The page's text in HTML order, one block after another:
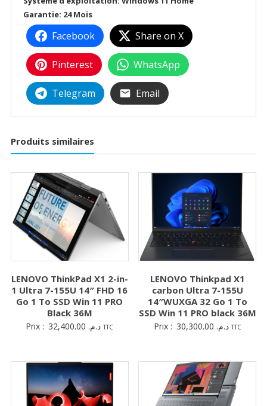
Garantie: 24 Mois
Facebook Share on X
Pinterest WhatsApp
Telegram Email
Produits similaires
LENOVO ThinkPad X1 2-in-
1 Ultra 7-155U 14″ FHD 16
Go 1 To SSD Win 11 PRO
Black 36M
Prix : د.م. TTC
LENOVO Thinkpad X1
carbon Ultra 7-155U
14″WUXGA 32 Go 1 To
SSD Win 11 PRO black 36M
Prix : د.م. TTC